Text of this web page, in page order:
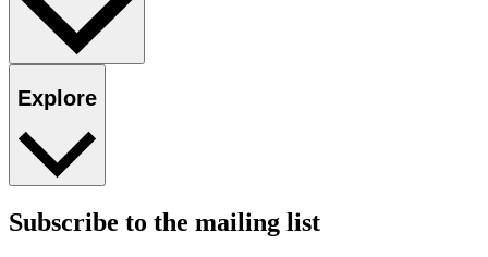
Explore​​​​‌ ‍ ​‍​‍‌‍ ‌ ​‍‌‍‍‌‌‍‌ ‌‍‍‌‌‍ ‍​‍​‍​ ‍‍​‍​‍‌ ​ ‌‍​‌‌‍ ‍‌‍‍‌‌ ‌​‌ ‍‌​‍ ‍‌‍‍‌‌‍ ​‍​‍​‍ ​​‍​‍‌‍‍​‌ ​‍‌‍‌‌‌‍‌‍​‍​‍​ ‍‍​‍​‍‌‍‍​‌ ‌​‌ ‌​‌ ​​​ ‍‍​‍ ​‍ ‌‍ ​‌‍ ‌‍​ ‌‍​‌‌‍ ​‌‍‍​‌‍ ‌ ​ ‌ ‌​​ ‍‍​ ​ ​ ​ ​ ​ ​ ​ ​‍ ‌‍‍‌‌‍ ‍‌ ‌​‌‍‌‌‌‍ ‍‌ ‌​​‍ ‌‍‌‌‌‍‌​‌‍‍‌‌ ‌​​‍ ‌‍ ‌‌‍ ‌‍‌​‌‍‌‌​ ‌‌ ​​‌ ​‍‌‍‌‌‌ ​ ‌‍‌‌‌‍ ‍‌ ‌​‌‍​‌‌ ‌​‌‍‍‌‌‍ ‌‍ ‍​ ‍ ‌‍‍‌‌‍‌​​ ‌‌ ​ ‌‍‍‌‌ ‌​‌‍‌‌‌​‌‍‌‍ ‌‍ ‌ ‌​‌‍‌‌‌ ​‍​ ‍ ‌ ‌​‌ ‍‌‌ ​​‌‍‌‌​ ‌‌‍‌‍‌‍ ‌‍ ‌ ‌​‌‍‌‌‌ ​‍​ ‍ ‌ ​​‌‍​‌‌ ‌​‌‍‍​​ ‌‌‍ ‌‌‍‌‌‌‍ ‍‌ ‌‌‌ ​ ​‍‌‌​ ‌‌‌​​‍‌‌ ‌‍‍ ‌‍‌‌‌ ‍‌​‍‌‌​ ​ ‌​‌​​‍‌‌​ ​ ‌​‌​​‍‌‌​ ​‍​ ​‍‌‍​‌​ ‍‌‌‍‌‍​ ​​‌‍‌​​ ​​​ ‌​​ ​​​ ​ ​ ​‌​ ‌‍​ ‌ ​‍‌‌​ ​‍​ ​‍​‍‌‌​ ‌‌‌​‌​​‍ ‍‌‍‍​‌‍‌‌‌‍​‌‌‍‌​‌‍‍‌‌‍ ‍‌‍‌ ​ ‌‍​‍‌‍​‌‌ ​ ‌‍‌‌‌‌‌‌‌ ​‍‌‍ ​​ ‌‌‍‍​‌ ‌​‌ ‌​‌ ​​​‍‌‌​ ​ ‌​​‌​‍‌‌​ ​‍‌​‌‍​‍‌‌​ ​‍‌​‌‍‌‍ ​‌‍ ‌‍​ ‌‍​‌‌‍ ​‌‍‍​‌‍ ‌ ​ ‌ ‌​​‍‌‌​ ​ ‌​​‌​ ​ ​ ​ ​ ​ ​ ​ ​‍‌‍‌‍‍‌‌‍‌​​ ‌‌ ​ ‌‍‍‌‌ ‌​‌‍‌‌‌​‌‍‌‍ ‌‍ ‌ ‌​‌‍‌‌‌ ​‍​‍‌‍‌ ‌​‌ ‍‌‌ ​​‌‍‌‌​ ‌‌‍‌‍‌‍ ‌‍ ‌ ‌​‌‍‌‌‌ ​‍​‍‌‍‌ ​​‌‍​‌‌ ‌​‌‍‍​​ ‌‌‍ ‌‌‍‌‌‌‍ ‍‌ ‌‌‌ ​ ​‍‌‌​ ‌‌‌​​‍‌‌ ‌‍‍ ‌‍‌‌‌ ‍‌​‍‌‌​ ​ ‌​‌​​‍‌‌​ ​ ‌​‌​​‍‌‌​ ​‍​ ​‍‌‍​‌​ ‍‌‌‍‌‍​ ​​‌‍‌​​ ​​​ ‌​​ ​​​ ​ ​ ​‌​ ‌‍​ ‌ ​‍‌‌​ ​‍​ ​‍​‍‌‌​ ‌‌‌​‌​​‍ ‍‌‍‍​‌‍‌‌‌‍​‌‌‍‌​‌‍‍‌‌‍ ‍‌‍‌ ​‍‌‍‌ ​​‌‍‌‌‌ ​‍‌ ​ ‌ ​​‌‍‌‌‌‍​ ‌ ‌​‌‍‍‌‌ ‌‍‌‍‌‌​ ‌‌ ​​‌ ‌‌‌‍​‍‌‍ ​‌‍‍‌‌ ​ ‌‍‍​‌‍‌‌‌‍‌​​‍​‍‌ ‌
Subscribe to the mailing list​​​​‌ ‍ ​‍​‍‌‍ ‌ ​‍‌‍‍‌‌‍‌ ‌‍‍‌‌‍ ‍​‍​‍​ ‍‍​‍​‍‌ ​ ‌‍​‌‌‍ ‍‌‍‍‌‌ ‌​‌ ‍‌​‍ ‍‌‍‍‌‌‍ ​‍​‍​‍ ​​‍​‍‌‍‍​‌ ​‍‌‍‌‌‌‍‌‍​‍​‍​ ‍‍​‍​‍‌‍‍​‌ ‌​‌ ‌​‌ ​​​ ‍‍​‍ ​‍ ‌‍ ​‌‍ ‌‍​ ‌‍​‌‌‍ ​‌‍‍​‌‍ ‌ ​ ‌ ‌​​ ‍‍​ ​ ​ ​ ​ ​ ​ ​ ​‍ ‌‍‍‌‌‍ ‍‌ ‌​‌‍‌‌‌‍ ‍‌ ‌​​‍ ‌‍‌‌‌‍‌​‌‍‍‌‌ ‌​​‍ ‌‍ ‌‌‍ ‌‍‌​‌‍‌‌​ ‌‌ ​​‌ ​‍‌‍‌‌‌ ​ ‌‍‌‌‌‍ ‍‌ ‌​‌‍​‌‌ ‌​‌‍‍‌‌‍ ‌‍ ‍​ ‍ ‌‍‍‌‌‍‌​​ ‌‌ ​ ‌‍‍‌‌ ‌​‌‍‌‌‌​‌‍‌‍ ‌‍ ‌ ‌​‌‍‌‌‌ ​‍​ ‍ ‌ ‌​‌ ‍‌‌ ​​‌‍‌‌​ ‌‌‍‌‍‌‍ ‌‍ ‌ ‌​‌‍‌‌‌ ​‍​ ‍ ‌ ​​‌‍​‌‌ ‌​‌‍‍​​ ‌‌‍ ‍‌‍‌‌‌ ‌ ‌ ​ ‌‍ ​‌‍‌‌‌ ‌​‌ ‌​‌‍‌‌‌ ​‍​‍ ‍‌‍‍​‌‍‌‌‌‍​‌‌‍‌​‌‍‍‌‌‍ ‍‌‍‌ ​ ‌‍​‍‌‍​‌‌ ​ ‌‍‌‌‌‌‌‌‌ ​‍‌‍ ​​ ‌‌‍‍​‌ ‌​‌ ‌​‌ ​​​‍‌‌​ ​ ‌​​‌​‍‌‌​ ​‍‌​‌‍​‍‌‌​ ​‍‌​‌‍‌‍ ​‌‍ ‌‍​ ‌‍​‌‌‍ ​‌‍‍​‌‍ ‌ ​ ‌ ‌​​‍‌‌​ ​ ‌​​‌​ ​ ​ ​ ​ ​ ​ ​ ​‍‌‍‌‍‍‌‌‍‌​​ ‌‌ ​ ‌‍‍‌‌ ‌​‌‍‌‌‌​‌‍‌‍ ‌‍ ‌ ‌​‌‍‌‌‌ ​‍​‍‌‍‌ ‌​‌ ‍‌‌ ​​‌‍‌‌​ ‌‌‍‌‍‌‍ ‌‍ ‌ ‌​‌‍‌‌‌ ​‍​‍‌‍‌ ​​‌‍​‌‌ ‌​‌‍‍​​ ‌‌‍ ‍‌‍‌‌‌ ‌ ‌ ​ ‌‍ ​‌‍‌‌‌ ‌​‌ ‌​‌‍‌‌‌ ​‍​‍ ‍‌‍‍​‌‍‌‌‌‍​‌‌‍‌​‌‍‍‌‌‍ ‍‌‍‌ ​‍‌‍‌ ​​‌‍‌‌‌ ​‍‌ ​ ‌ ​​‌‍‌‌‌‍​ ‌ ‌​‌‍‍‌‌ ‌‍‌‍‌‌​ ‌‌ ​​‌ ‌‌‌‍​‍‌‍ ​‌‍‍‌‌ ​ ‌‍‍​‌‍‌‌‌‍‌​​‍​‍‌ ‌